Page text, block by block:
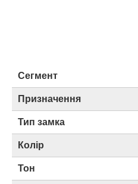
Сегмент
Призначення
Тип замка
Колір
Тон